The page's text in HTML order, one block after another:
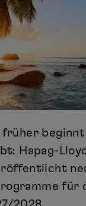
früher beginnt
Hapag-
für